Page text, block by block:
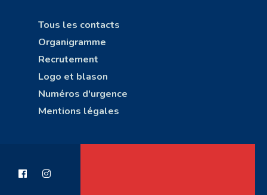
Tous les contacts
Organigramme
Recrutement
Logo et blason
Numéros d'urgence
Mentions légales